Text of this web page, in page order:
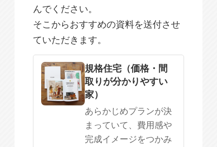
んでください。
そこからおすすめの資料を送付させ
ていただきます。
規格住宅
注文住宅
SOWOOD
まだ何も決まっていない
規格住宅（価格・間
取りが分かりやすい
家）
あらかじめプランが決
まっていて、費用感や
完成イメージをつかみ